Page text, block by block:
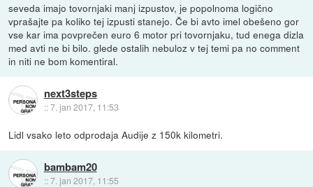
seveda imajo tovornjaki manj izpustov, je popolnoma logično
vprašajte pa koliko tej izpusti stanejo. Če bi avto imel obešeno gor
vse kar ima povprečen euro 6 motor pri tovornjaku, tud enega dizla
med avti ne bi bilo. glede ostalih nebuloz v tej temi pa no comment
in niti ne bom komentiral.
next3steps
::7. jan 2017, 11:53
Lidl vsako leto odprodaja Audije z 150k kilometri.
bambam20
::7. jan 2017, 11:55